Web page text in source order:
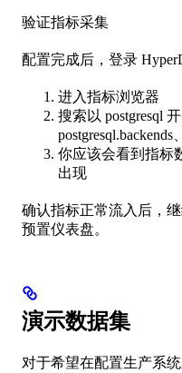
验证指标采集
配置完成后，登录
进入指标浏览器
搜索以 postgresql
postgresql.backends
你应该会看到指标
出现
确认指标正常流入后，
预置仪表盘。
演示数据集
对于希望在配置生产系